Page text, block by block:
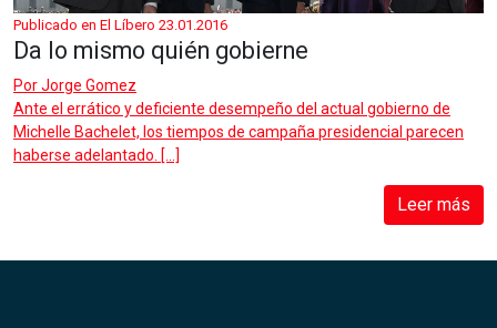
Publicado en El Líbero 23.01.2016
Da lo mismo quién gobierne
PorJorge Gomez
Ante el errático y deficiente desempeño del actual gobierno de
Michelle Bachelet, los tiempos de campaña presidencial parecen
haberse adelantado. […]
Leer más